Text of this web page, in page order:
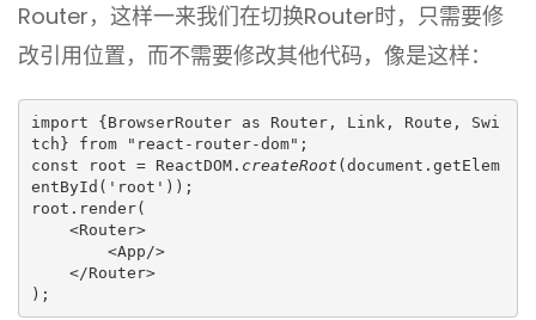
Router，这样一来我们在切换Router时，只需要修
改引用位置，而不需要修改其他代码，像是这样：
import {BrowserRouter as Router, Link, Route, Swi
tch} from "react-router-dom";
const root = ReactDOM. createRoot (document.getElem
entById('root'));
root.render(
);